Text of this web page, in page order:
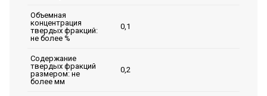
Объемная
концентрация
твердых фракций:
не более %
0,1
Содержание
твердых фракций
размером: не
более мм
0,2